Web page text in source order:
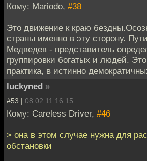
Кому: Mariodo, #38
Это движение к краю
страны именно в эту сторону.
Медведев - представитель
группировки богатых и людей.
практика, в истинно
luckyned »
#53 | 08.02.11 16:15
Кому: Careless Driver, #46
> она в этом случае нужна для
обстановки